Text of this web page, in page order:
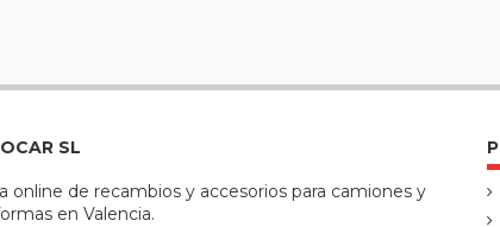
SL
online de recambios y accesorios para camiones y
en Valencia.